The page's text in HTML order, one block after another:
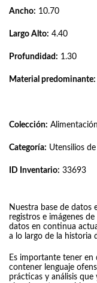
Ancho: 10.70
Largo Alto: 4.40
Profundidad: 1.30
Material predominante:
Colección: Alimentación
Categoría: Utensilios
ID Inventario: 33693
Nuestra base de datos
registros e imágenes
datos en continua
a lo largo de la historia
Es importante tener en
contener lenguaje
prácticas y análisis